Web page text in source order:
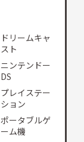
ドリームキャ
スト
ニンテンドー
DS
プレイステー
ション
ポータブルゲ
ーム機